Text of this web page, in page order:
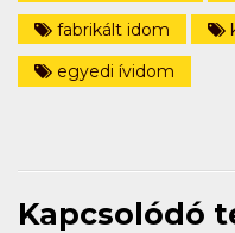
fabrikált idom
egyedi ívidom
Kapcsolódó